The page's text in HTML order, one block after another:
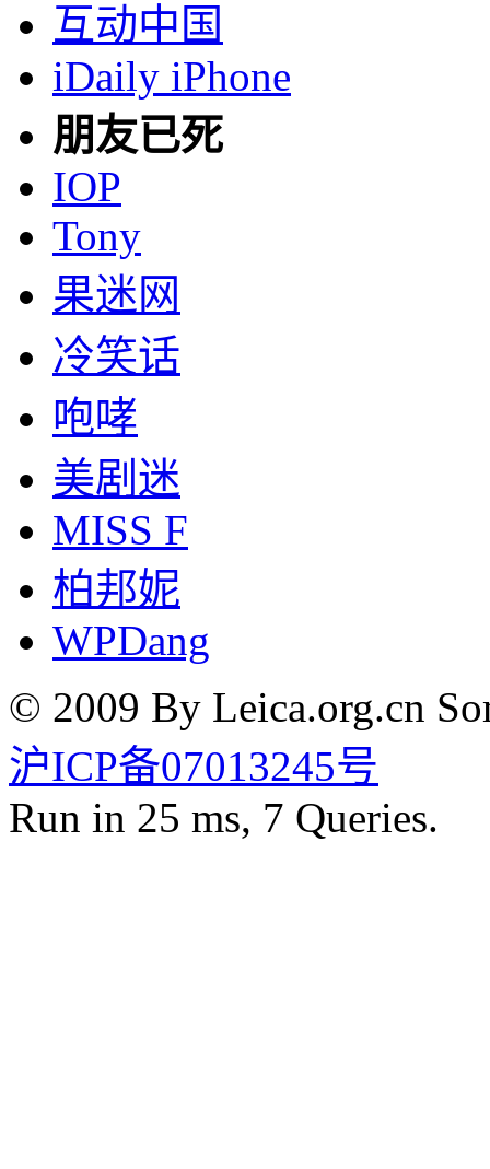
互动中国
iDaily iPhone
朋友已死
IOP
Tony
果迷网
冷笑话
咆哮
美剧迷
MISS F
柏邦妮
WPDang
© 2009 By Leica.org.cn
沪ICP备07013245号
Run in 25 ms, 7 Queries.